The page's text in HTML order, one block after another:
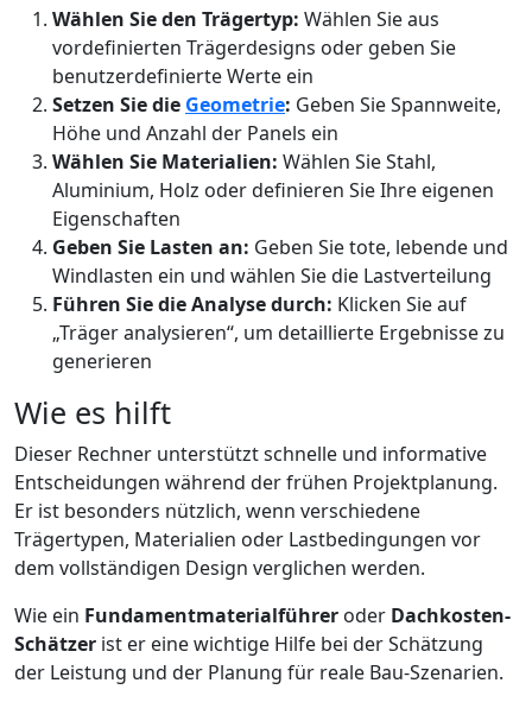
Wählen Sie den Trägertyp: Wählen Sie aus
vordefinierten Trägerdesigns oder geben Sie
benutzerdefinierte Werte ein
Setzen Sie die Geometrie: Geben Sie Spannweite,
Höhe und Anzahl der Panels ein
Wählen Sie Materialien: Wählen Sie Stahl,
Aluminium, Holz oder definieren Sie Ihre eigenen
Eigenschaften
Geben Sie Lasten an: Geben Sie tote, lebende und
Windlasten ein und wählen Sie die Lastverteilung
Führen Sie die Analyse durch: Klicken Sie auf
„Träger analysieren“, um detaillierte Ergebnisse zu
generieren
Wie es hilft
Dieser Rechner unterstützt schnelle und informative
Entscheidungen während der frühen Projektplanung.
Er ist besonders nützlich, wenn verschiedene
Trägertypen, Materialien oder Lastbedingungen vor
dem vollständigen Design verglichen werden.
Wie ein Fundamentmaterialführer oder Dachkosten-
Schätzer ist er eine wichtige Hilfe bei der Schätzung
der Leistung und der Planung für reale Bau-Szenarien.